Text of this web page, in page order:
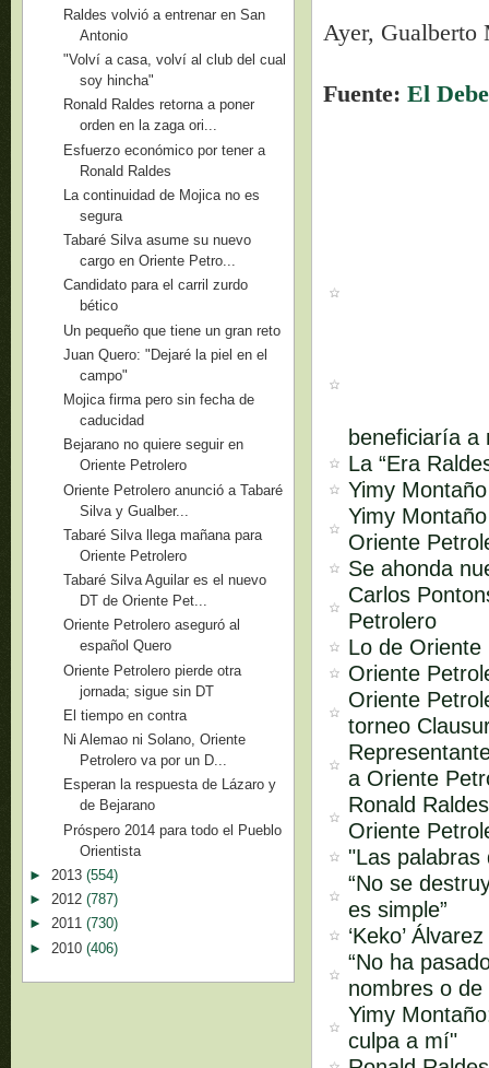
Ayer, Gualberto
Fuente:El
beneficiaría a
La “Era
Yimy
Yimy
Oriente
Se ahonda
Carlos
Petrolero
Lo de
Oriente
Oriente
torneo
a Oriente
Ronald
Oriente
"Las palabras
“No se
es simple”
‘Keko’
“No ha
nombres o de
Yimy
culpa a mí"
Raldes volvió a entrenar en San
Antonio
"Volví a casa, volví al club del cual
soy hincha"
Ronald Raldes retorna a poner
orden en la zaga ori...
Esfuerzo económico por tener a
Ronald Raldes
La continuidad de Mojica no es
segura
Tabaré Silva asume su nuevo
cargo en Oriente Petro...
Candidato para el carril zurdo
bético
Un pequeño que tiene un gran reto
Juan Quero: "Dejaré la piel en el
campo"
Mojica firma pero sin fecha de
caducidad
Bejarano no quiere seguir en
Oriente Petrolero
Oriente Petrolero anunció a Tabaré
Silva y Gualber...
Tabaré Silva llega mañana para
Oriente Petrolero
Tabaré Silva Aguilar es el nuevo
DT de Oriente Pet...
Oriente Petrolero aseguró al
español Quero
Oriente Petrolero pierde otra
jornada; sigue sin DT
El tiempo en contra
Ni Alemao ni Solano, Oriente
Petrolero va por un D...
Esperan la respuesta de Lázaro y
de Bejarano
Próspero 2014 para todo el Pueblo
Orientista
► 2013 (554)
► 2012 (787)
► 2011 (730)
► 2010 (406)